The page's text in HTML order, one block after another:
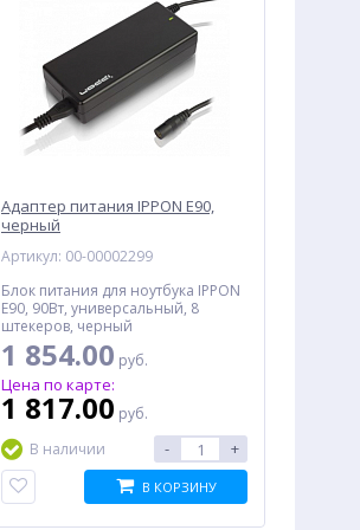
Адаптер питания IPPON E90,
черный
Артикул: 00-00002299
Блок питания для ноутбука IPPON
E90, 90Вт, универсальный, 8
штекеров, черный
1 854.00 руб.
Цена по карте:
1 817.00 руб.
В наличии
- +
В КОРЗИНУ